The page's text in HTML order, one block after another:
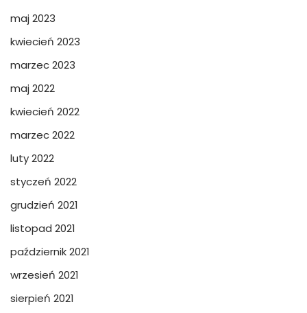
maj 2023
kwiecień 2023
marzec 2023
maj 2022
kwiecień 2022
marzec 2022
luty 2022
styczeń 2022
grudzień 2021
listopad 2021
październik 2021
wrzesień 2021
sierpień 2021